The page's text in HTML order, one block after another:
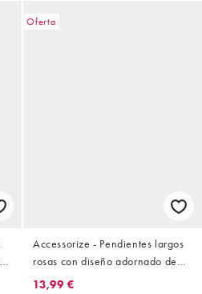
Oferta
Accessorize - Pendientes largos
rosas con diseño adornado de
piedras
13,99 €